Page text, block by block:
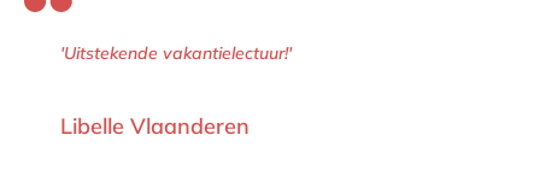
'Uitstekende vakantielectuur!'
Libelle Vlaanderen